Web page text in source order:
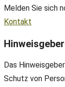
Melden Sie sich
Kontakt
Das
Schutz von